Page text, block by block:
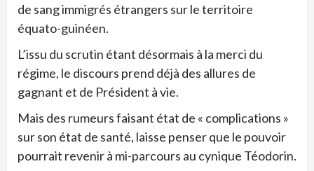
de sang immigrés étrangers sur le territoire
équato-guinéen.
L’issu du scrutin étant désormais à la merci du
régime, le discours prend déjà des allures de
gagnant et de Président à vie.
Mais des rumeurs faisant état de « complications »
sur son état de santé, laisse penser que le pouvoir
pourrait revenir à mi-parcours au cynique Téodorin.